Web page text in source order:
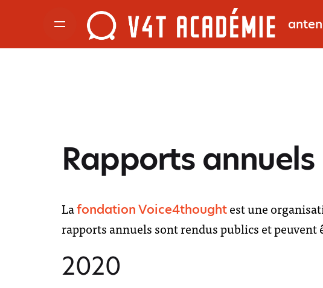
Rapports
Lafondation Voice4thoughtest une
rapports annuels sont rendus publics et peuvent
2020